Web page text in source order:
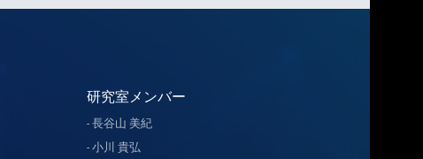
研究室メンバー
長谷山 美紀
小川 貴弘